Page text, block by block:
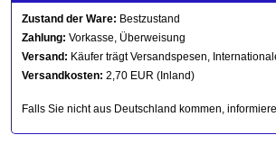
Zustand der Ware: Bestzustand
Zahlung: Vorkasse, Überweisung
Versand: Käufer trägt Versandspesen,
Versandkosten: 2,70 EUR (Inland)
Falls Sie nicht aus Deutschland kommen,